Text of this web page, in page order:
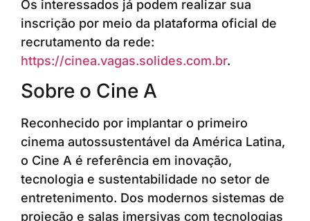
Os interessados já podem realizar sua
inscrição por meio da plataforma oficial de
recrutamento da rede:
https://cinea.vagas.solides.com.br.
Sobre o Cine A
Reconhecido por implantar o primeiro
cinema autossustentável da América Latina,
o Cine A é referência em inovação,
tecnologia e sustentabilidade no setor de
entretenimento. Dos modernos sistemas de
projeção e salas imersivas com tecnologias